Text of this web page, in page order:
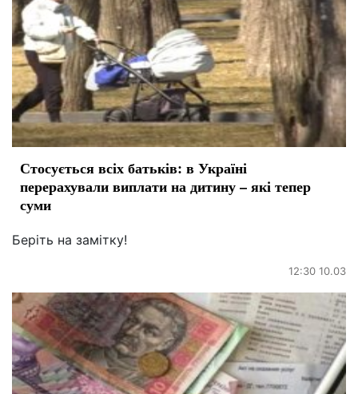
Стосується всіх батьків: в Україні
перерахували виплати на дитину – які тепер
суми
Беріть на замітку!
12:30 10.03